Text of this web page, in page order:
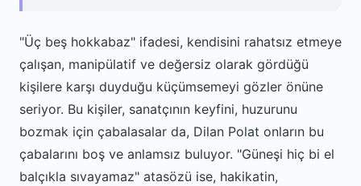
"Üç beş hokkabaz" ifadesi, kendisini rahatsız etmeye
çalışan, manipülatif ve değersiz olarak gördüğü
kişilere karşı duyduğu küçümsemeyi gözler önüne
seriyor. Bu kişiler, sanatçının keyfini, huzurunu
bozmak için çabalasalar da, Dilan Polat onların bu
çabalarını boş ve anlamsız buluyor. "Güneşi hiç bi el
balçıkla sıvayamaz" atasözü ise, hakikatin,